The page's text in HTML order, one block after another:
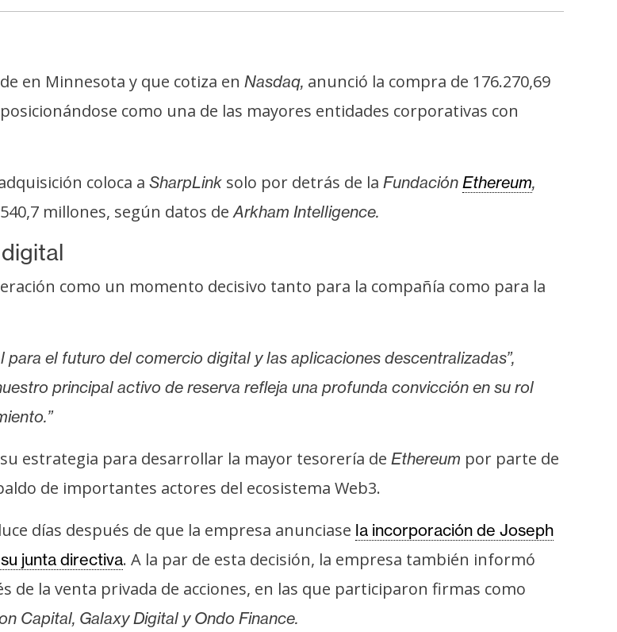
en Minnesota y que cotiza en Nasdaq, anunció la compra de 176.270,69
como una de las mayores entidades corporativas con
coloca a SharpLink solo por detrás de la Fundación Ethereum,
millones, según datos deArkham Intelligence.
como un momento decisivo tanto para la compañía como para la
el futuro del comercio digital y las aplicaciones descentralizadas”,
principal activo de reserva refleja una profunda convicción en su rol
estrategia para desarrollar la mayor tesorería de Ethereum por parte de
de importantes actores del ecosistema Web3.
días después de que la empresa anunciase la incorporación de Joseph
junta directiva. A la par de esta decisión, la empresa también informó
de la venta privada de acciones, en las que participaron firmas como
Capital, Galaxy Digital y Ondo Finance.